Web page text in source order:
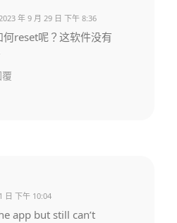
年 9 月 29 日 下午 8:36
reset呢？这软件没有
日 下午 10:04
app but still can’t